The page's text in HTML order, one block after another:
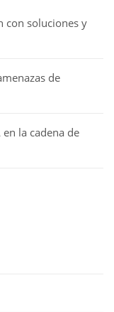
con soluciones y
de
la cadena de